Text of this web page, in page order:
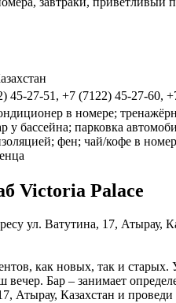
45-27-51, +7 (7122) 45-27-60,
в номере;
у бассейна; парковка
фен; чай/кофе в
Victoria Palace
ул. Ватутина, 17, Атырау,
как новых, так и
вечер. Бар – занимает
Атырау, Казахстан и